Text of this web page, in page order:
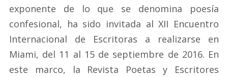
exponente de lo que se denomina poesía
confesional, ha sido invitada al XII Encuentro
Internacional de Escritoras a realizarse en
Miami, del 11 al 15 de septiembre de 2016. En
este marco, la Revista Poetas y Escritores